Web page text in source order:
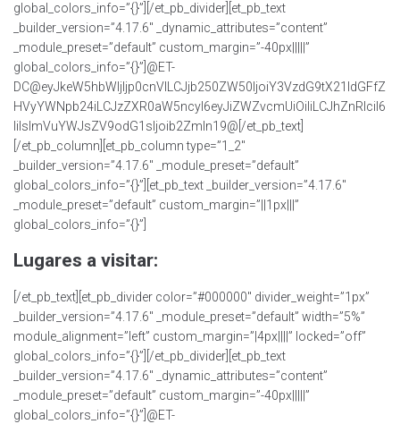
global_colors_info=”{}”][/et_pb_divider][et_pb_text
_builder_version=”4.17.6″ _dynamic_attributes=”content”
_module_preset=”default” custom_margin=”-40px|||||”
global_colors_info=”{}”]@ET-
DC@eyJkeW5hbWljIjp0cnVlLCJjb250ZW50IjoiY3VzdG9tX21ldGFfZ
HVyYWNpb24iLCJzZXR0aW5ncyI6eyJiZWZvcmUiOiIiLCJhZnRlciI6
IiIsImVuYWJsZV9odG1sIjoib2ZmIn19@[/et_pb_text]
[/et_pb_column][et_pb_column type=”1_2″
_builder_version=”4.17.6″ _module_preset=”default”
global_colors_info=”{}”][et_pb_text _builder_version=”4.17.6″
_module_preset=”default” custom_margin=”||1px|||”
global_colors_info=”{}”]
Lugares a visitar:
[/et_pb_text][et_pb_divider color=”#000000″ divider_weight=”1px”
_builder_version=”4.17.6″ _module_preset=”default” width=”5%”
module_alignment=”left” custom_margin=”|4px||||” locked=”off”
global_colors_info=”{}”][/et_pb_divider][et_pb_text
_builder_version=”4.17.6″ _dynamic_attributes=”content”
_module_preset=”default” custom_margin=”-40px|||||”
global_colors_info=”{}”]@ET-